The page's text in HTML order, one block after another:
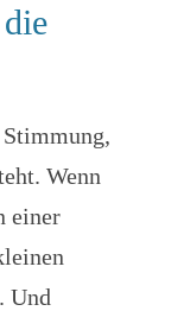
Stimmung,
Wenn
einer
Und